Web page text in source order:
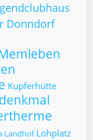
Donndorf
Kupferhütte
Landhof Lohplatz